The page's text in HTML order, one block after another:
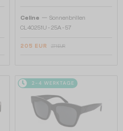
Celine — Sonnenbrillen
CL40251U - 25A - 57
205 EUR 271 EUR
2-4 WERKTAGE